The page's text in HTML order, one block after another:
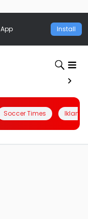
Install
Soccer Times Iklanin